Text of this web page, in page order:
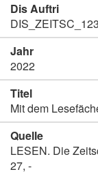
Dis Auftri
Jahr
2022
Titel
Mit dem
Quelle
LESEN. Die
27, -